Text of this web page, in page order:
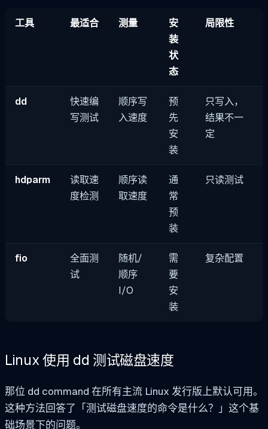
工具 最适合 测量
安
装
状
态
局限性
dd
快速编
写测试
顺序写
入速度
预
先
安
装
只写入，
结果不一
定
hdparm
读取速
度检测
顺序读
取速度
通
常
预
装
只读测试
fio
全面测
试
随机/
顺序
I/O
需
要
安
装
复杂配置
Linux 使用 dd 测试磁盘速度
那位 dd command 在所有主流 Linux 发行版上默认可用。
这种方法回答了「测试磁盘速度的命令是什么？」这个基
础场景下的问题。